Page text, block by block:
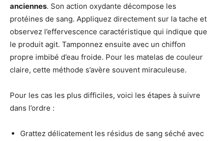
anciennes. Son action oxydante décompose les
protéines de sang. Appliquez directement sur la tache et
observez l’effervescence caractéristique qui indique que
le produit agit. Tamponnez ensuite avec un chiffon
propre imbibé d’eau froide. Pour les matelas de couleur
claire, cette méthode s’avère souvent miraculeuse.
Pour les cas les plus difficiles, voici les étapes à suivre
dans l’ordre :
Grattez délicatement les résidus de sang séché avec